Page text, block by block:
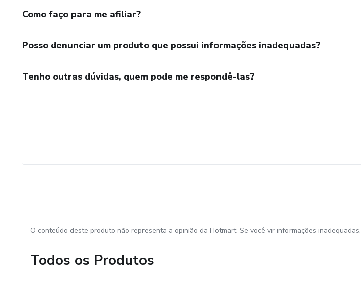
Como faço para me afiliar?
Posso denunciar um produto que possui informações inadequadas?
Tenho outras dúvidas, quem pode me respondê-las?
O conteúdo deste produto não representa a opinião da Hotmart. Se você vir informações inadequadas,
Todos os Produtos